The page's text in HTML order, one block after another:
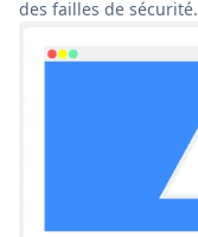
des failles de sécurité.